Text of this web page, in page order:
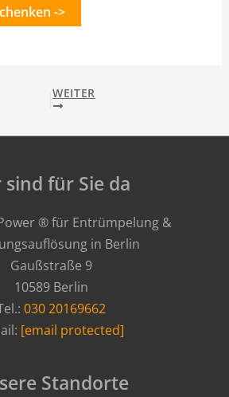
->
WEITER
sind für Sie da
® für Entrümpelung &
in Berlin
Gaußstraße 9
10589 Berlin
030 20169662
[email protected]
Standorte